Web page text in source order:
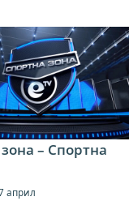
– Спортна
април